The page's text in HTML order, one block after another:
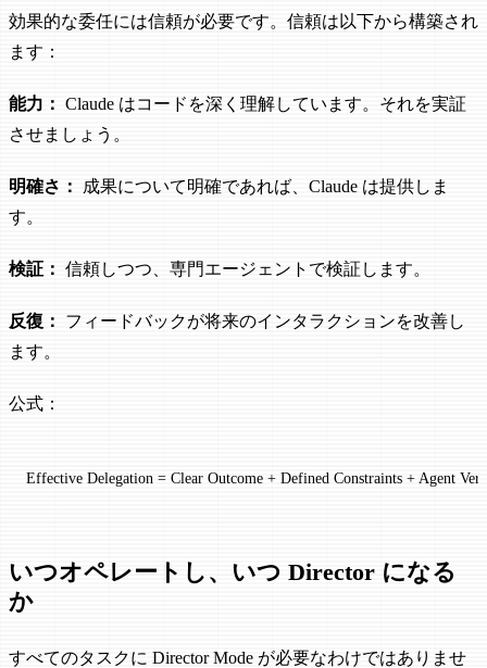
効果的な委任には信頼が必要です。信頼は以下から構築され
ます：
能力： Claude はコードを深く理解しています。それを実証
させましょう。
明確さ：
成果について明確であれば、Claude は提供しま
す。
検証： 信頼しつつ、専門エージェントで検証します。
反復：
フィードバックが将来のインタラクションを改善し
ます。
公式：
Effective Delegation = Clear Outcome + Defined Constraints + Agent
いつオペレートし、いつ Director になる
か
すべてのタスクに Director Mode が必要なわけではありませ